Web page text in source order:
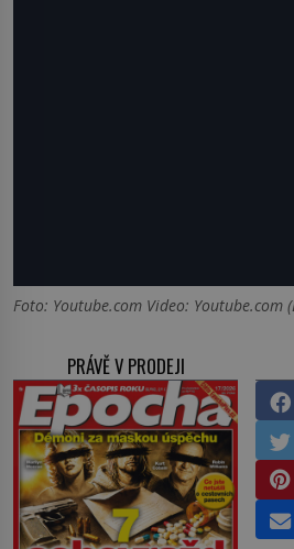
Foto: Youtube.com Video: Youtube.com
PRÁVĚ V PRODEJI